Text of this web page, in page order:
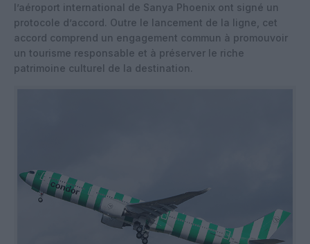
l’aéroport international de Sanya Phoenix ont signé un
protocole d’accord. Outre le lancement de la ligne, cet
accord comprend un engagement commun à promouvoir
un tourisme responsable et à préserver le riche
patrimoine culturel de la destination.